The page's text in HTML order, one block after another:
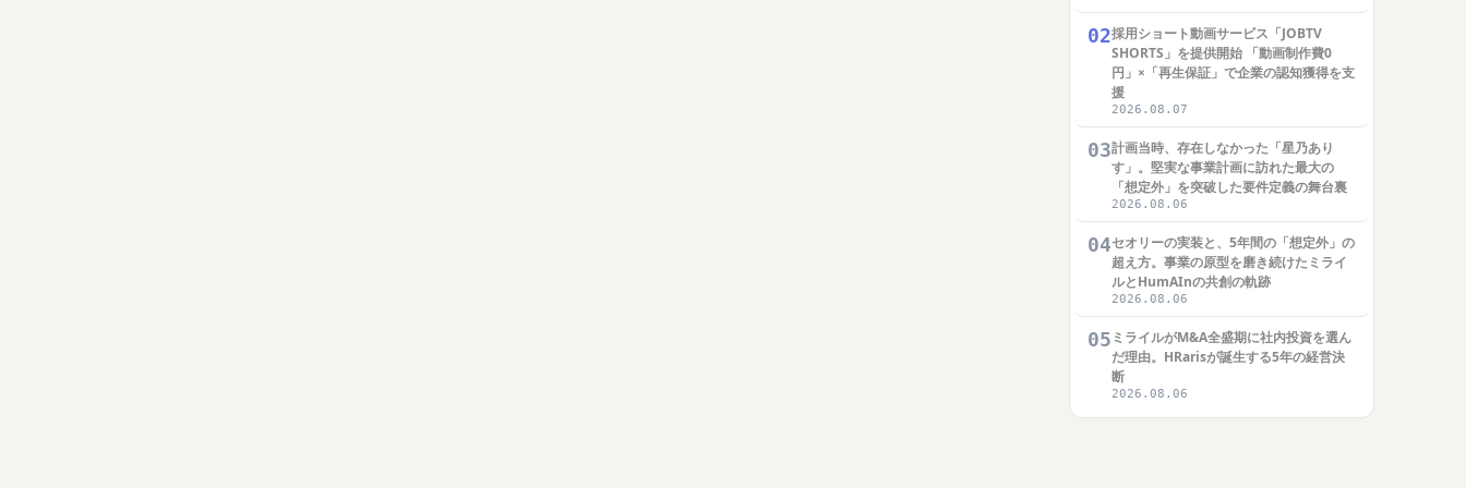
02採用ショート動画サービス「JOBTV
SHORTS」を提供開始 「動画制作費0
円」×「再生保証」で企業の認知獲得を支
援
2026.08.07
03計画当時、存在しなかった「星乃あり
す」。堅実な事業計画に訪れた最大の
「想定外」を突破した要件定義の舞台裏
2026.08.06
04セオリーの実装と、5年間の「想定外」の
超え方。事業の原型を磨き続けたミライ
ルとHumAInの共創の軌跡
2026.08.06
05 ミライルがM&A全盛期に社内投資を選ん
だ理由。HRarisが誕生する5年の経営決
断
2026.08.06